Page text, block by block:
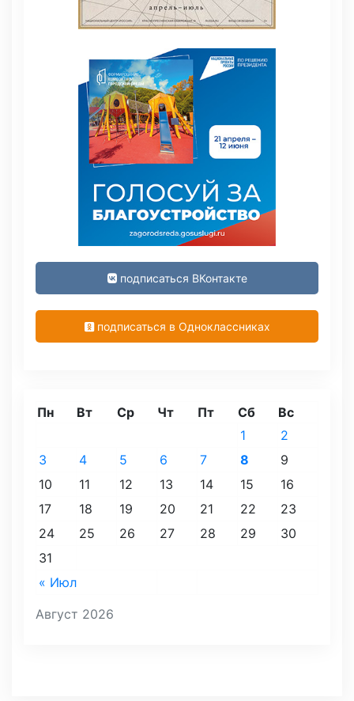
подписаться ВКонтакте
подписаться в Одноклассниках
Август 2026
Пн Вт Ср Чт Пт Сб Вс
« Июл
1
2
3
4 5 6 7 8
9
10
11 12 13 14 15
16
17
18 19 20 21 22
23
24
25 26 27 28 29
30
31